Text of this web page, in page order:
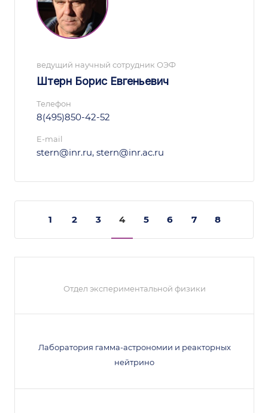
ведущий научный сотрудник ОЭФ
Штерн Борис Евгеньевич
Телефон
8(495)850-42-52
E-mail
stern@inr.ru, stern@inr.ac.ru
1 2 3 4 5 6 7 8
Отдел экспериментальной физики
Лаборатория гамма-астрономии и реакторных
нейтрино